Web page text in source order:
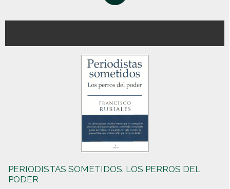
PERIODISTAS SOMETIDOS. LOS PERROS DEL
PODER